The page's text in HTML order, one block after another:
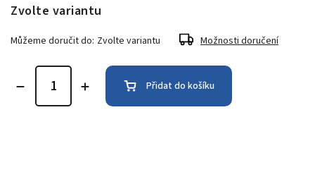
Zvolte variantu
Můžeme doručit do: Zvolte variantu Možnosti doručení
Přidat do košíku